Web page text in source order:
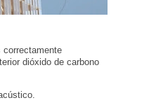
dióxido de carbono